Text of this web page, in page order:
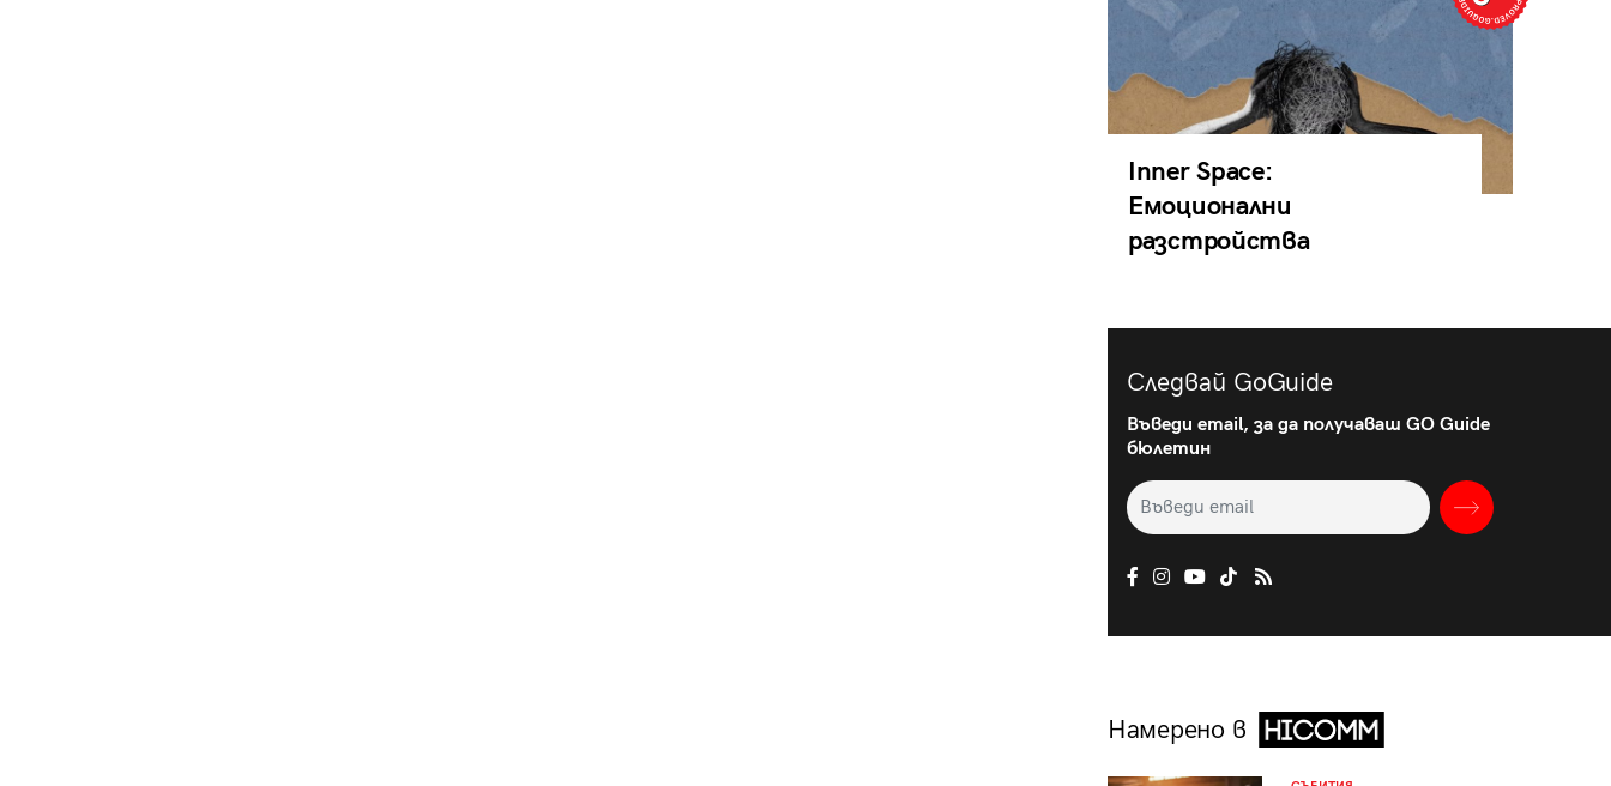
Inner Space:
Емоционални
разстройства
Следвай GoGuide
Въведи email, за да получаваш GO Guide
бюлетин
Намерено в